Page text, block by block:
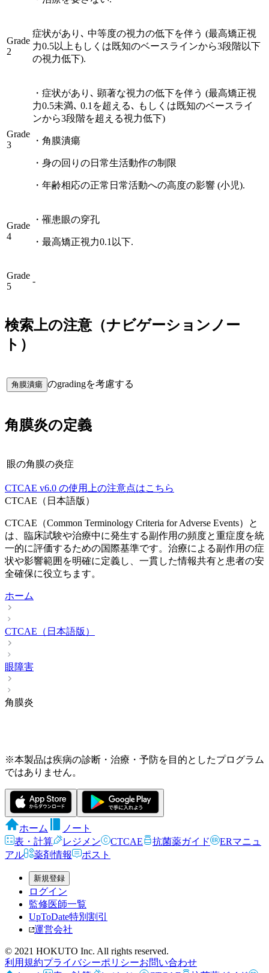
Grade
2
症状があり､ 中等度の視力の低下を伴う (最高矯正視
力0.5以上もしくは既知のベースラインから3段階以下
の視力低下).
Grade
3
・ 症状があり､ 顕著な視力の低下を伴う (最高矯正視
力0.5未満､ 0.1を超える､ もしくは既知のベースライ
ンから3段階を超える視力低下)
・ 角膜潰瘍
・ 身の回りの日常生活動作の制限
・ 年齢相応の正常日常活動への高度の影響 (小児).
Grade
4
・ 罹患眼の穿孔
・ 最高矯正視力0.1以下.
Grade
5
-
検索上の注意（ナビゲーションノー
ト）
角膜潰瘍 のgradingを考慮する
角膜炎の定義
眼の角膜の炎症
CTCAE v6.0 の使用上の注意点はこちら
CTCAE（日本語版）
CTCAE（Common Terminology Criteria for Adverse Events）と
は、臨床試験や治療中に発生する副作用の頻度と重症度を統
一的に評価するための国際基準です。治療による副作用の症
状や影響範囲を明確に定義し、一貫した情報共有と患者の安
全確保に役立ちます。
ホーム
CTCAE（日本語版）
眼障害
角膜炎
※本製品は疾病の診断・治療・予防を目的としたプログラム
ではありません。
ホーム
ノート
表・計算
レジメン CTCAE 抗菌薬ガイド
ERマニュ
アル
薬剤情報 ポスト
新規登録
ログイン
監修医師一覧
UpToDate特別割引
運営会社
© 2021 HOKUTO Inc. All rights reserved.
利用規約プライバシーポリシーお問い合わせ